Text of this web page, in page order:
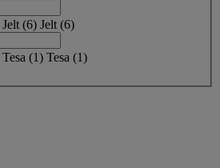
Jelt (6) Jelt (6)
Tesa (1) Tesa (1)